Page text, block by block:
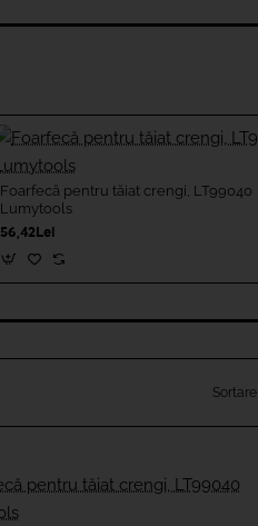
Foarfecă pentru tăiat crengi, LT99040
Lumytools
56,42Lei
Sortare